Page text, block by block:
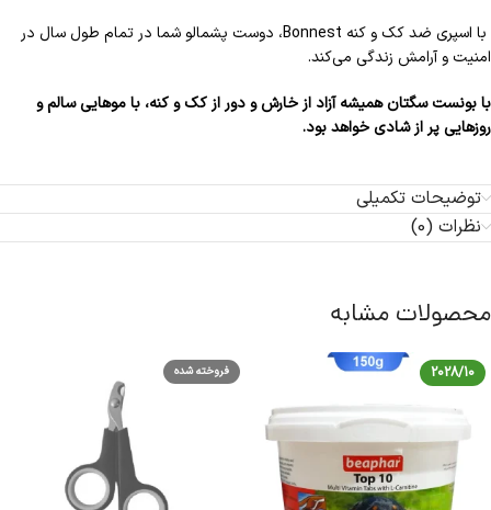
با اسپری ضد کک و کنه Bonnest، دوست پشمالو شما در تمام طول سال در
امنیت و آرامش زندگی می‌کند.
با بونست سگتان همیشه آزاد از خارش و دور از کک و کنه، با موهایی سالم و
روزهایی پر از شادی خواهد بود.
توضیحات تکمیلی
نظرات (0)
محصولات مشابه
2028/10 فروخته شده